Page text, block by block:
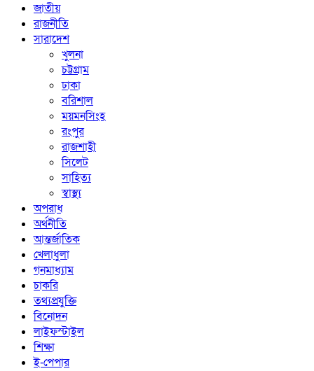
জাতীয়
রাজনীতি
সারাদেশ
খুলনা
চট্টগ্রাম
ঢাকা
বরিশাল
ময়মনসিংহ
রংপুর
রাজশাহী
সিলেট
সাহিত্য
স্বাস্থ্য
অপরাধ
অর্থনীতি
আন্তর্জাতিক
খেলাধুলা
গনমাধ্যাম
চাকরি
তথ্যপ্রযুক্তি
বিনোদন
লাইফস্টাইল
শিক্ষা
ই-পেপার